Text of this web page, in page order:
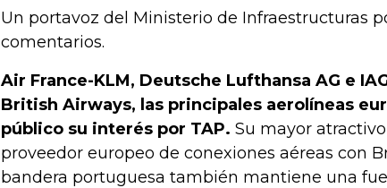
Un portavoz del Ministerio de Infraestructuras
comentarios.
Air France-KLM, Deutsche Lufthansa AG e
British Airways, las principales aerolíneas
público su interés por TAP. Su mayor
proveedor europeo de conexiones aéreas con
bandera portuguesa también mantiene una